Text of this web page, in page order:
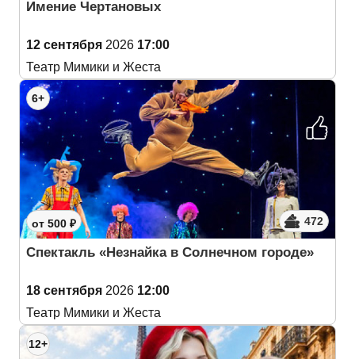
Имение Чертановых
12 сентября 2026 17:00
Театр Мимики и Жеста
6+
от 500 ₽ 472
Спектакль «Незнайка в Солнечном городе»
18 сентября 2026 12:00
Театр Мимики и Жеста
12+